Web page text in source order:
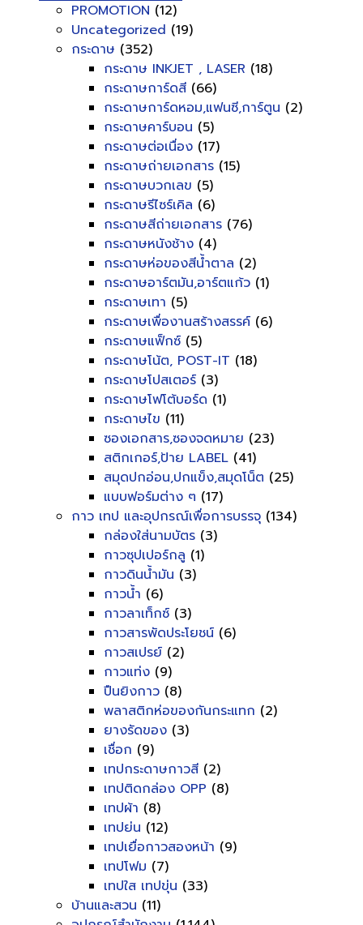
PROMOTION (12)
Uncategorized (19)
กระดาษ (352)
กระดาษ INKJET , LASER (18)
กระดาษการ์ดสี (66)
กระดาษการ์ดหอม,แฟนซี,การ์ตูน (2)
กระดาษคาร์บอน (5)
กระดาษต่อเนื่อง (17)
กระดาษถ่ายเอกสาร (15)
กระดาษบวกเลข (5)
กระดาษรีไซร์เคิล (6)
กระดาษสีถ่ายเอกสาร (76)
กระดาษหนังช้าง (4)
กระดาษห่อของสีน้ำตาล (2)
กระดาษอาร์ตมัน,อาร์ตแก้ว (1)
กระดาษเทา (5)
กระดาษเพื่องานสร้างสรรค์ (6)
กระดาษแฟ็กซ์ (5)
กระดาษโน้ต, POST-IT (18)
กระดาษโปสเตอร์ (3)
กระดาษโฟโต้บอร์ด (1)
กระดาษไข (11)
ซองเอกสาร,ซองจดหมาย (23)
สติกเกอร์,ป้าย LABEL (41)
สมุดปกอ่อน,ปกแข็ง,สมุดโน็ต (25)
แบบฟอร์มต่าง ๆ (17)
กาว เทป และอุปกรณ์เพื่อการบรรจุ (134)
กล่องใส่นามบัตร (3)
กาวซุปเปอร์กลู (1)
กาวดินน้ำมัน (3)
กาวน้ำ (6)
กาวลาเท็กซ์ (3)
กาวสารพัดประโยชน์ (6)
กาวสเปรย์ (2)
กาวแท่ง (9)
ปืนยิงกาว (8)
พลาสติกห่อของกันกระแทก (2)
ยางรัดของ (3)
เชื่อก (9)
เทปกระดาษกาวสี (2)
เทปติดกล่อง OPP (8)
เทปผ้า (8)
เทปย่น (12)
เทปเยื่อกาวสองหน้า (9)
เทปโฟม (7)
เทปใส เทปขุ่น (33)
บ้านและสวน (11)